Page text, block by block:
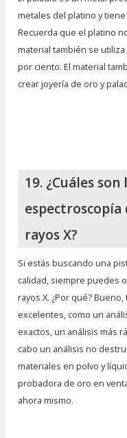
metales del platino y
Recuerda que el platino
material también se
por ciento. El material
crear joyería de oro y
19. ¿Cuáles
espectroscopía
rayos X?
Si estás buscando una
calidad, siempre puedes
rayos X. ¿Por qué?
excelentes, como un
exactos, un análisis más
cabo un análisis no
materiales en polvo y
probadora de oro en
ahora mismo.